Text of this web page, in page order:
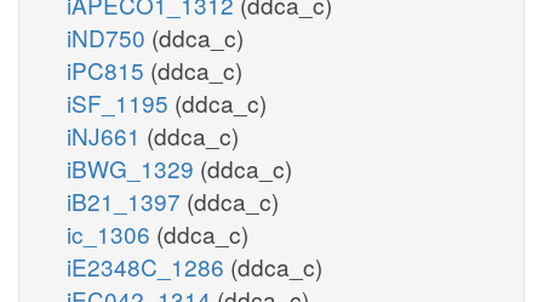
iND750 (ddca_c)
iPC815 (ddca_c)
iSF_1195 (ddca_c)
iNJ661 (ddca_c)
iBWG_1329 (ddca_c)
iB21_1397 (ddca_c)
ic_1306 (ddca_c)
iE2348C_1286 (ddca_c)